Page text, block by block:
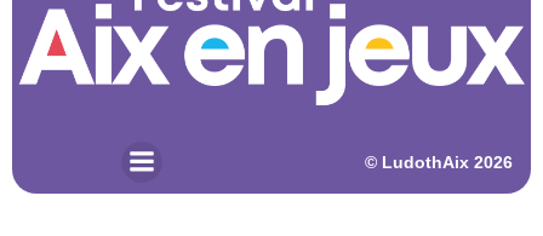
© LudothAix 2026